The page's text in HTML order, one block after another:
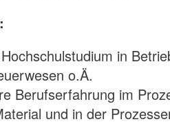
in
o.Ä.
Berufserfahrung im
und in der